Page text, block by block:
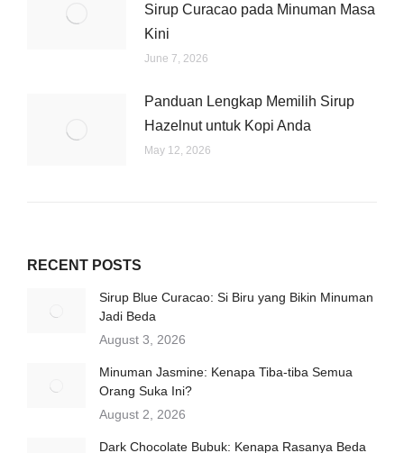
Sirup Curacao pada Minuman Masa
Kini
June 7, 2026
Panduan Lengkap Memilih Sirup
Hazelnut untuk Kopi Anda
May 12, 2026
RECENT POSTS
Sirup Blue Curacao: Si Biru yang Bikin Minuman
Jadi Beda
August 3, 2026
Minuman Jasmine: Kenapa Tiba-tiba Semua
Orang Suka Ini?
August 2, 2026
Dark Chocolate Bubuk: Kenapa Rasanya Beda